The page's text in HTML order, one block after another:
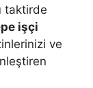
taktirde
işçi
ve